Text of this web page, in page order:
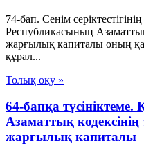
74-бап. Сенiм
Республикасының
жарғылық капиталы оның
құрал...
Толық оқу »
64-бапқа
Азаматтық кодексінің
жарғылық капиталы